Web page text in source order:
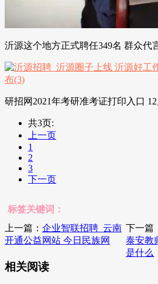
沂源这个地方正式聘任349名 群众代
研招网2021年考研准考证打印入口
共3页:
上一页
1
2
3
下一页
标签关键词：
上一篇： 企业智联招聘_云南
开通公益网站 今日民族网
下一篇
泰安教
是什么
相关阅读